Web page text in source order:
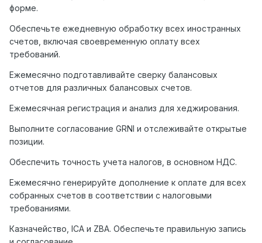
форме.
Обеспечьте ежедневную обработку всех иностранных
счетов, включая своевременную оплату всех
требований.
Ежемесячно подготавливайте сверку балансовых
отчетов для различных балансовых счетов.
Ежемесячная регистрация и анализ для хеджирования.
Выполните согласование GRNI и отслеживайте открытые
позиции.
Обеспечить точность учета налогов, в основном НДС.
Ежемесячно генерируйте дополнение к оплате для всех
собранных счетов в соответствии с налоговыми
требованиями.
Казначейство, ICA и ZBA. Обеспечьте правильную запись